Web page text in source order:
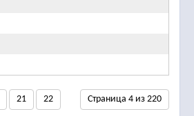
Страница 4 из 220
21 22